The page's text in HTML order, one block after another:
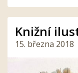
Knižní
15. března 2018